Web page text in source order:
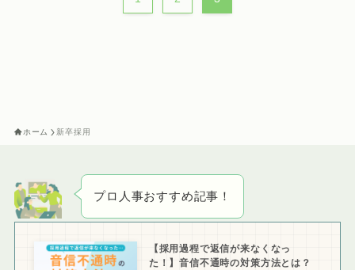
ホーム 新卒採用
プロ人事おすすめ記事！
【採用過程で返信が来なくなっ
た！】音信不通時の対策方法とは？